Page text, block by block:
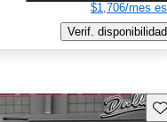
$1,706/mes
Verif. disponibilidad